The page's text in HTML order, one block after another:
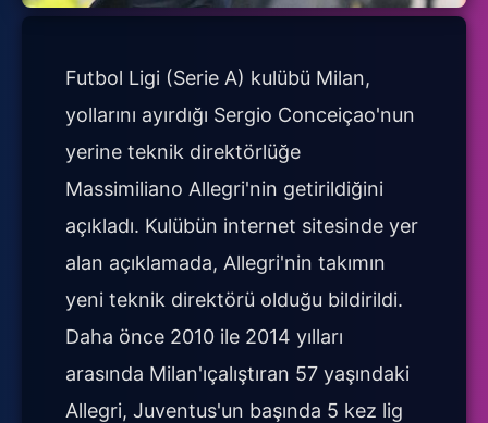
Futbol Ligi (Serie A) kulübü Milan,
yollarını ayırdığı Sergio Conceiçao'nun
yerine teknik direktörlüğe
Massimiliano Allegri'nin getirildiğini
açıkladı. Kulübün internet sitesinde yer
alan açıklamada, Allegri'nin takımın
yeni teknik direktörü olduğu bildirildi.
Daha önce 2010 ile 2014 yılları
arasında Milan'ıçalıştıran 57 yaşındaki
Allegri, Juventus'un başında 5 kez lig